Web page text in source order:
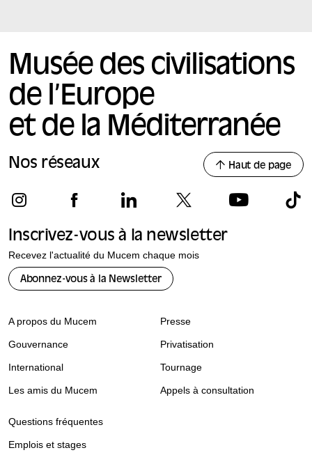
Musée des civilisations
de l’Europe
et de la Méditerranée
Nos réseaux Haut de page
Inscrivez-vous à la newsletter
Recevez l'actualité du Mucem chaque mois
Abonnez-vous à la Newsletter
A propos du Mucem
Gouvernance
International
Les amis du Mucem
Presse
Privatisation
Tournage
Appels à consultation
Questions fréquentes
Emplois et stages